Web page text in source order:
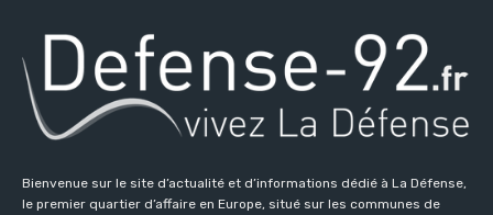
Bienvenue sur le site d’actualité et d’informations dédié à La Défense,
le premier quartier d’affaire en Europe, situé sur les communes de